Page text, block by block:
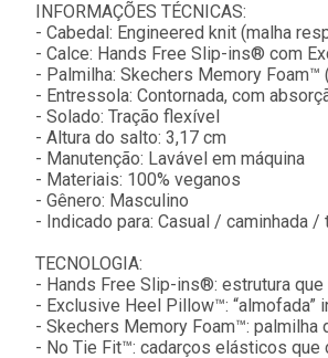
INFORMAÇÕES TÉCNICAS:
- Cabedal: Engineered knit (malha
- Calce: Hands Free Slip-ins® com
- Palmilha: Skechers Memory
- Entressola: Contornada, com
- Solado: Tração flexível
- Altura do salto: 3,17 cm
- Manutenção: Lavável em máquina
- Materiais: 100% veganos
- Gênero: Masculino
- Indicado para: Casual / caminhada
TECNOLOGIA:
- Hands Free Slip-ins®: estrutura
- Exclusive Heel Pillow™: “almofada”
- Skechers Memory Foam™:
- No Tie Fit™: cadarços elásticos que